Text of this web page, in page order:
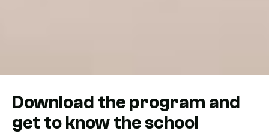
Download the program and
get to know the school